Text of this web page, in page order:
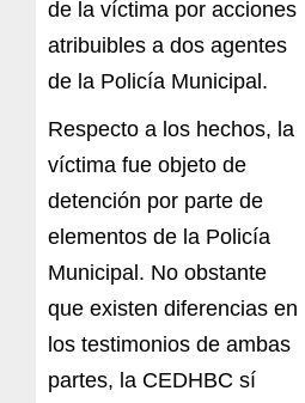
de la víctima por acciones
atribuibles a dos agentes
de la Policía Municipal.
Respecto a los hechos, la
víctima fue objeto de
detención por parte de
elementos de la Policía
Municipal. No obstante
que existen diferencias en
los testimonios de ambas
partes, la CEDHBC sí